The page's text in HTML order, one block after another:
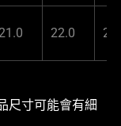
22.0
尺寸可能會有細